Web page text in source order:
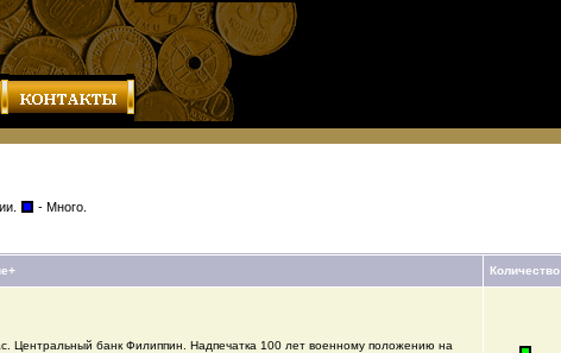
- Много.
Количество
Центральный банк Филиппин. Надпечатка 100 лет военному положению на